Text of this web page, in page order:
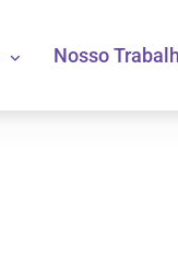
Nosso